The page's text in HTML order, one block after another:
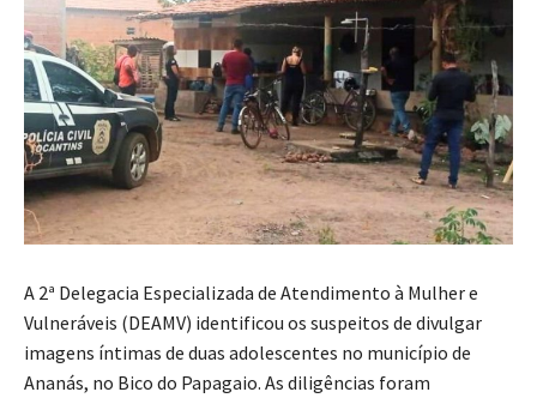
A 2ª Delegacia Especializada de Atendimento à Mulher e
Vulneráveis (DEAMV) identificou os suspeitos de divulgar
imagens íntimas de duas adolescentes no município de
Ananás, no Bico do Papagaio. As diligências foram